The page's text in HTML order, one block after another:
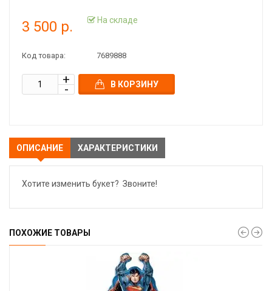
3 500 р. На складе
Код товара: 7689888
В КОРЗИНУ
ОПИСАНИЕ ХАРАКТЕРИСТИКИ
Хотите изменить букет? Звоните!
ПОХОЖИЕ ТОВАРЫ